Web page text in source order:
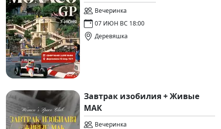
Вечеринка
07 ИЮН ВС 18:00
Деревяшка
Завтрак изобилия + Живые
МАК
Вечеринка